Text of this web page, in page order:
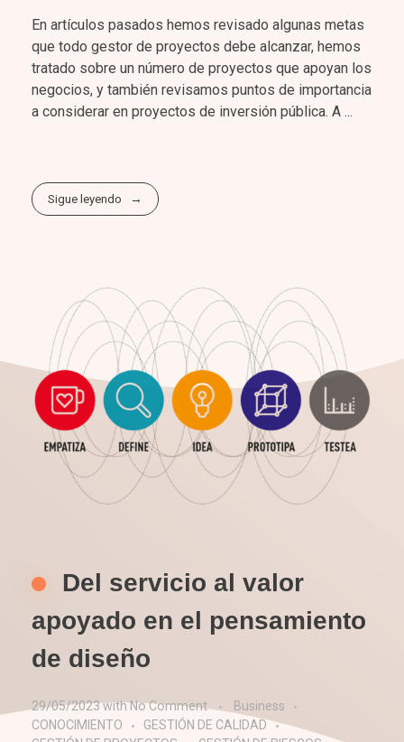
En artículos pasados hemos revisado algunas metas
que todo gestor de proyectos debe alcanzar, hemos
tratado sobre un número de proyectos que apoyan los
negocios, y también revisamos puntos de importancia
a considerar en proyectos de inversión pública. A ...
Sigue leyendo
Del servicio al valor
apoyado en el pensamiento
de diseño
29/05/2023withNo Comment
Business
CONOCIMIENTO
GESTIÓN DE CALIDAD